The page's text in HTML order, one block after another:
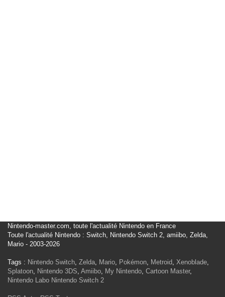
Nintendo-master.com, toute l'actualité Nintendo en France
Toute l'actualité Nintendo : Switch, Nintendo Switch 2, amiibo, Zelda,
Mario - 2003-2026
Tags : Nintendo Switch, Zelda, Mario, Pokémon, Metroid, Xenoblade,
Splatoon, Nintendo 3DS, Amiibo, My Nintendo, Cartoon Master,
Nintendo Labo Nintendo Switch 2